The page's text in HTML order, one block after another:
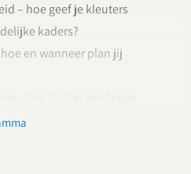
– hoe geef je kleuters
kaders?
en wanneer plan jij